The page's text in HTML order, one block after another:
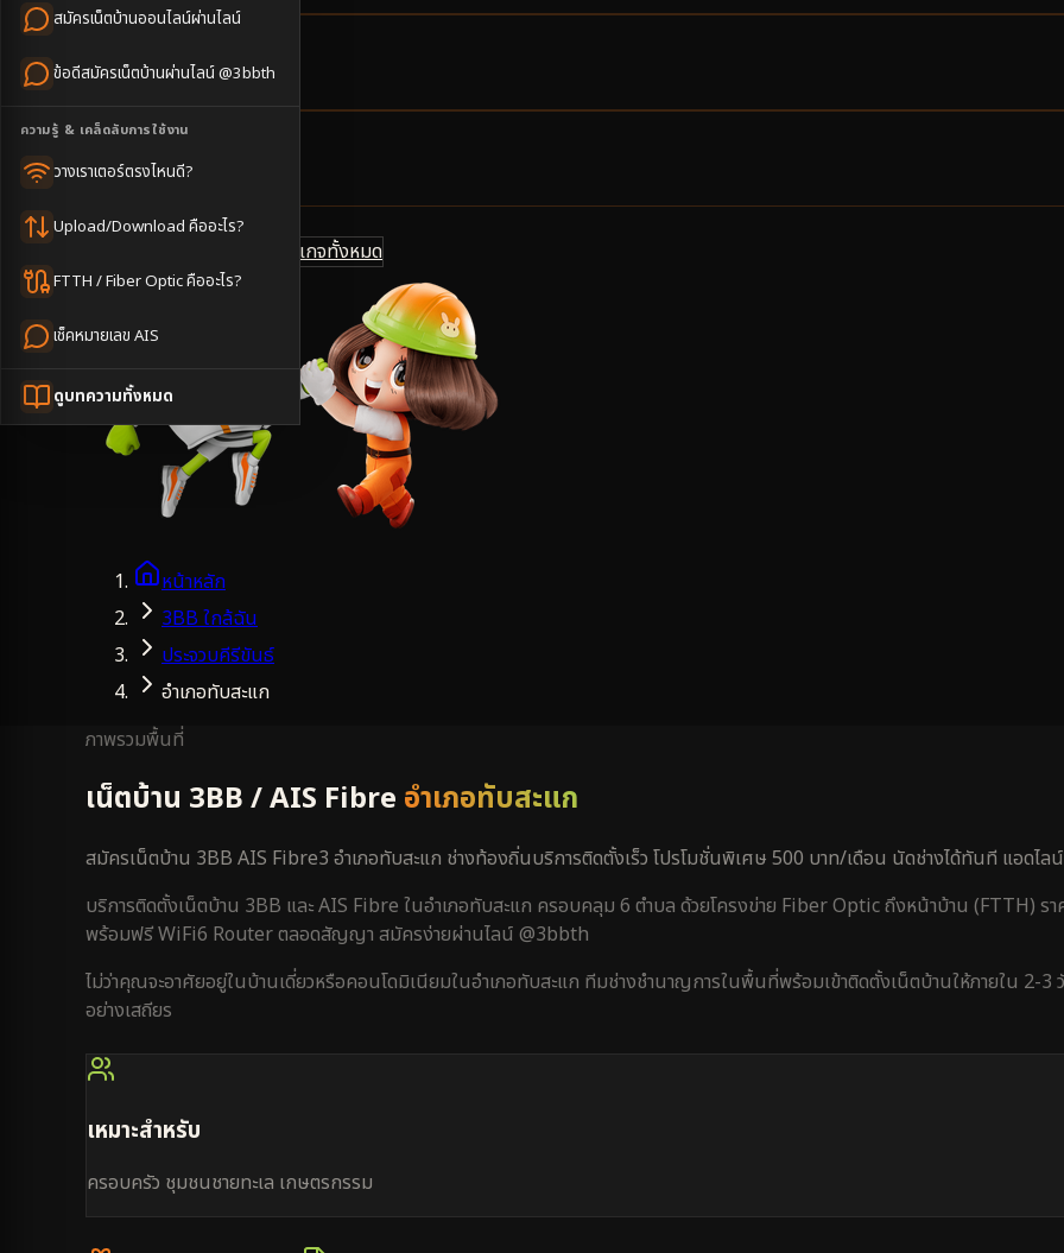
สมัครเน็ตบ้านออนไลน์ผ่านไลน์
ข้อดีสมัครเน็ตบ้านผ่านไลน์ @3bbth
ความรู้ & เคล็ดลับการใช้งาน
วางเราเตอร์ตรงไหนดี?
Upload/Download คืออะไร?
FTTH / Fiber Optic คืออะไร?
เช็คหมายเลข AIS
ดูบทความทั้งหมด
2-3วันทำการ
500บาท/เดือน
ดูแพ็กเกจทั้งหมด
หน้าหลัก
3BB ใกล้ฉัน
ประจวบคีรีขันธ์
อำเภอทับสะแก
ภาพรวมพื้นที่
เน็ตบ้าน 3BB / AIS Fibre อำเภอทับสะแก
สมัครเน็ตบ้าน 3BB AIS Fibre3 อำเภอทับสะแก ช่างท้องถิ่นบริการติดตั้งเร็ว โปรโมชั่นพิเศษ 500 บาท/เดือน นัดช่างได้ทันที แอดไล
บริการติดตั้งเน็ตบ้าน 3BB และ AIS Fibre ในอำเภอทับสะแก ครอบคลุม 6 ตำบล ด้วยโครงข่าย Fiber Optic ถึงหน้าบ้าน (FTTH) ร
พร้อมฟรี WiFi6 Router ตลอดสัญญา สมัครง่ายผ่านไลน์ @3bbth
ไม่ว่าคุณจะอาศัยอยู่ในบ้านเดี่ยวหรือคอนโดมิเนียมในอำเภอทับสะแก ทีมช่างชำนาญการในพื้นที่พร้อมเข้าติดตั้งเน็ตบ้านให้ภายใน 2-3
อย่างเสถียร
เหมาะสำหรับ
ครอบครัว ชุมชนชายทะเล เกษตรกรรม